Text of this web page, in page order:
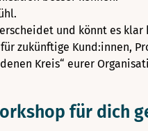
und könnt es
zukünftige Kund:innen,
Kreis“ eurer
für dich